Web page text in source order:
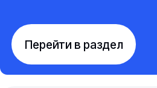
Перейти в раздел